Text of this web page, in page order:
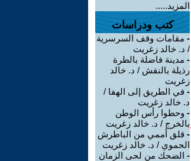
المزيد.....
كتب ودراسات
- مقامات وقف السرسرية
/ د. خالد زغريت
- مدينة فاضلة بالطرة
رذيلة بالنقش / د. خالد
زغريت
- في الطريق إلى الهفا /
د. خالد زغريت
- وحطوا رأس الوطن
بالخرج / د. خالد زغريت
- قلق أممي من الباطرش
الحموي / د. خالد زغريت
- الضحك من لحى الزمان